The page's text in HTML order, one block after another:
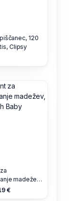
120
Clipsy
madežev,
Baby
€